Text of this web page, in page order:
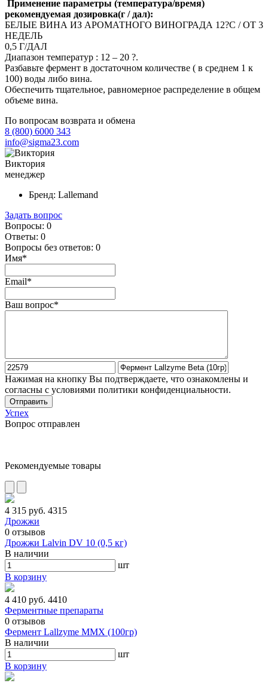
Применение параметры (температура/время)
рекомендуемая дозировка(г / дал):
БЕЛЫЕ ВИНА ИЗ АРОМАТНОГО ВИНОГРАДА 12?С / ОТ 3
НЕДЕЛЬ
0,5 Г/ДАЛ
Диапазон температур : 12 – 20 ?.
Разбавьте фермент в достаточном количестве ( в среднем 1 к
100) воды либо вина.
Обеспечить тщательное, равномерное распределение в общем
объеме вина.
По вопросам возврата и обмена
8 (800) 6000 343
info@sigma23.com
Виктория
менеджер
Бренд: Lallemand
Задать вопрос
Вопросы: 0
Ответы: 0
Вопросы без ответов: 0
Имя*
Email*
Ваш вопрос*
Нажимая на кнопку Вы подтверждаете, что ознакомлены и
согласны с условиями политики конфиденциальности.
Отправить
Успех
Вопрос отправлен
Рекомендуемые товары
4 315 руб. 4315
Дрожжи
0 отзывов
Дрожжи Lalvin DV 10 (0,5 кг)
В наличии
шт
В корзину
4 410 руб. 4410
Ферментные препараты
0 отзывов
Фермент Lallzyme MМX (100гр)
В наличии
шт
В корзину